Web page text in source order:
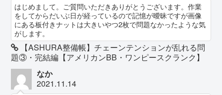
はじめまして。ご質問いただきありがとうございます。作業
をしてからだいぶ日が経っているので記憶が曖昧ですが画像
にある板付きナットは大きいやつ2枚で問題なかったような気
がします。
【ASHURA整備帳】チェーンテンションが乱れる問
題③・完結編【アメリカンBB・ワンピースクランク】
なか
2021.11.14